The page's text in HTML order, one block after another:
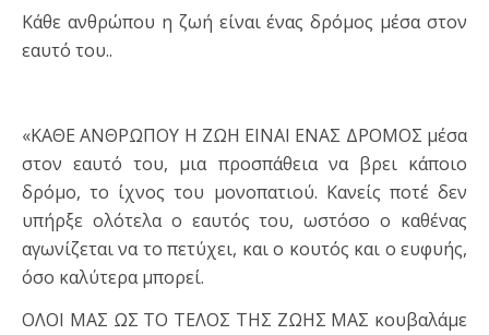
Κάθε ανθρώπου η ζωή είναι ένας δρόμος μέσα στον
εαυτό του..
«ΚΑΘΕ ΑΝΘΡΩΠΟΥ Η ΖΩΗ ΕΙΝΑΙ ΕΝΑΣ ΔΡΟΜΟΣ μέσα
στον εαυτό του, μια προσπάθεια να βρει κάποιο
δρόμο, το ίχνος του μονοπατιού. Κανείς ποτέ δεν
υπήρξε ολότελα ο εαυτός του, ωστόσο ο καθένας
αγωνίζεται να το πετύχει, και ο κουτός και ο ευφυής,
όσο καλύτερα μπορεί.
ΟΛΟΙ ΜΑΣ ΩΣ ΤΟ ΤΕΛΟΣ ΤΗΣ ΖΩΗΣ ΜΑΣ κουβαλάμε